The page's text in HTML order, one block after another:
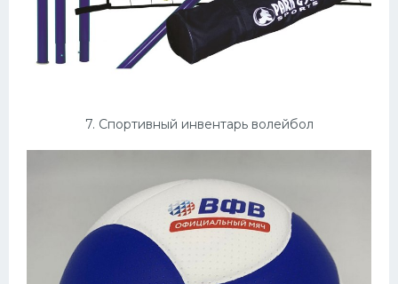
7. Спортивный инвентарь волейбол